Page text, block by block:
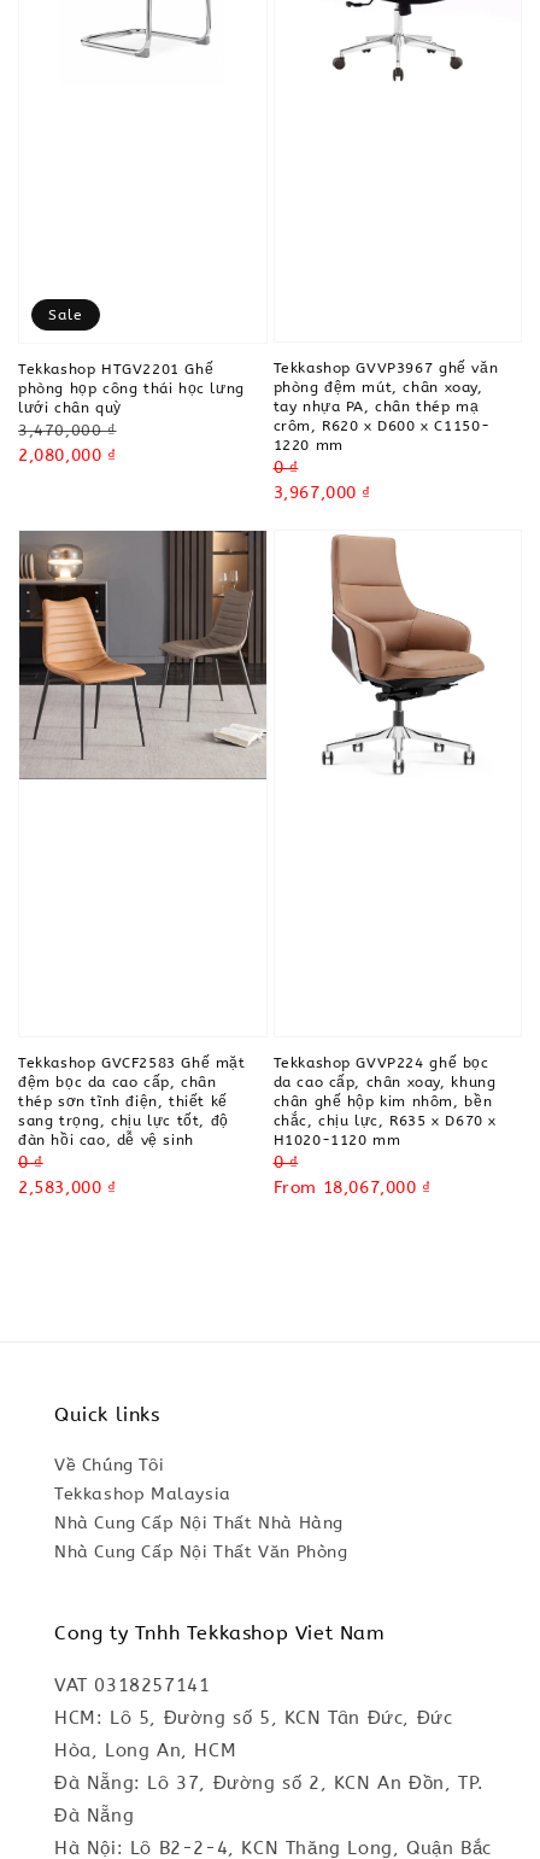
Sale
Tekkashop HTGV2201 Ghế
phòng họp công thái học lưng
lưới chân quỳ
Regular
price
3,470,000 ₫
Sale
2,080,000 ₫
Tekkashop GVVP3967 ghế văn
phòng đệm mút, chân xoay,
tay nhựa PA, chân thép mạ
crôm, R620 x D600 x C1150-
1220 mm
Regular
price
0 ₫
Sale
3,967,000 ₫
Tekkashop GVCF2583 Ghế mặt
đệm bọc da cao cấp, chân
thép sơn tĩnh điện, thiết kế
sang trọng, chịu lực tốt, độ
đàn hồi cao, dễ vệ sinh
Regular
price
0 ₫
Sale
2,583,000 ₫
Tekkashop GVVP224 ghế bọc
da cao cấp, chân xoay, khung
chân ghế hộp kim nhôm, bền
chắc, chịu lực, R635 x D670 x
H1020-1120 mm
Regular
price
0 ₫
Sale
From 18,067,000 ₫
Quick links
Về Chúng Tôi
Tekkashop Malaysia
Nhà Cung Cấp Nội Thất Nhà Hàng
Nhà Cung Cấp Nội Thất Văn Phòng
Cong ty Tnhh Tekkashop Viet Nam
VAT 0318257141
HCM: Lô 5, Đường số 5, KCN Tân Đức, Đức
Hòa, Long An, HCM
Đà Nẵng: Lô 37, Đường số 2, KCN An Đồn, TP.
Đà Nẵng
Hà Nội: Lô B2-2-4, KCN Thăng Long, Quận Bắc